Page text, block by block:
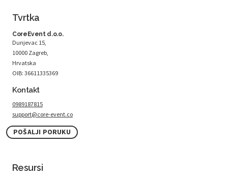
Tvrtka
CoreEvent d.o.o.
Dunjevac 15,
10000 Zagreb,
Hrvatska
OIB: 36611335369
Kontakt
0989187815
support@core-event.co
POŠALJI PORUKU
Resursi